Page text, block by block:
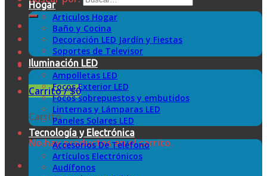
Carrito /$0
Carrito
No hay productos en el carrito.
Hogar
Articulos Hogar
Baño y Cocina
Decoración LED Jardín y Fiestas
Soportes de Televisor
Iluminación LED
Ampolletas LED
Focos Exterior LED
Focos sobrepuestos y embutidos
Linternas y Lámparas LED
Paneles Solares LED
Tecnología y Electrónica
Accesorios De Teléfono
Artículos Electrónicos
Audífonos